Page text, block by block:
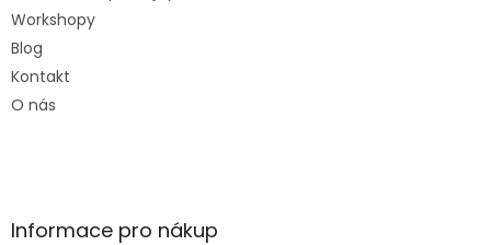
Workshopy
Blog
Kontakt
O nás
Informace pro nákup